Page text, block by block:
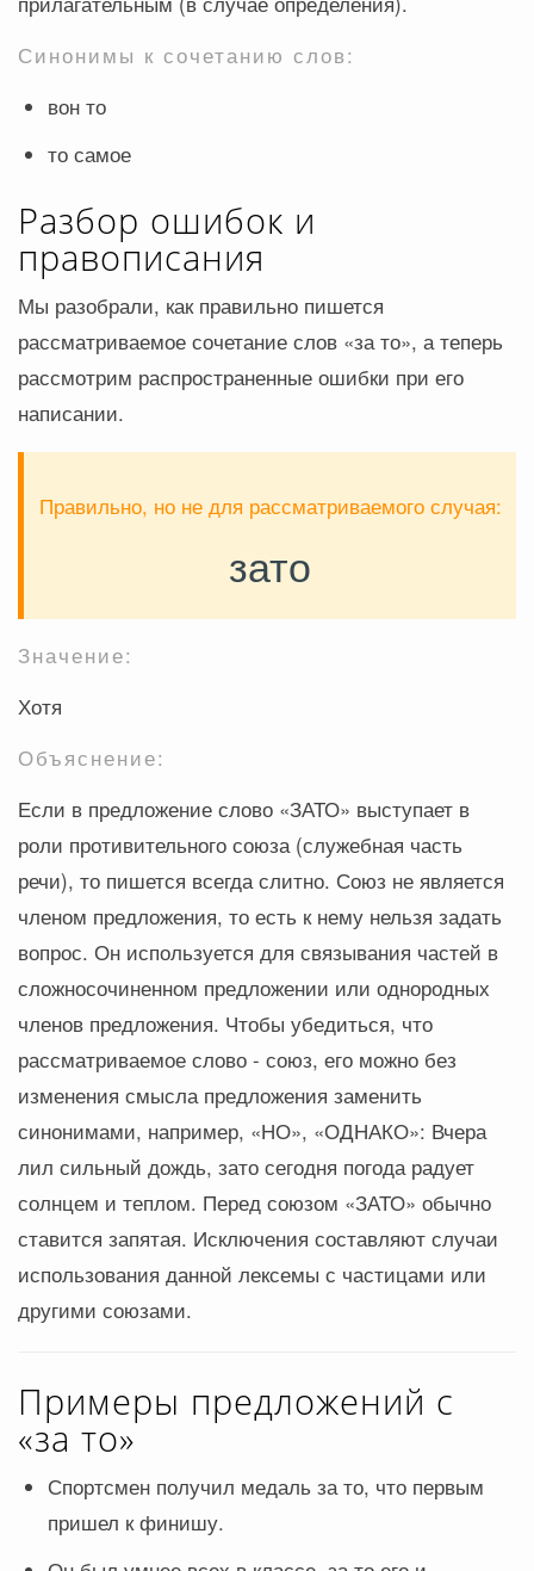
Синонимы к сочетанию слов:
вон то
то самое
Разбор ошибок и
правописания
Мы разобрали, как правильно пишется
рассматриваемое сочетание слов «за то», а теперь
рассмотрим распространенные ошибки при его
написании.
Правильно, но не для рассматриваемого случая:
зато
Значение:
Хотя
Объяснение:
Если в предложение слово «ЗАТО» выступает в
роли противительного союза (служебная часть
речи), то пишется всегда слитно. Союз не является
членом предложения, то есть к нему нельзя задать
вопрос. Он используется для связывания частей в
сложносочиненном предложении или однородных
членов предложения. Чтобы убедиться, что
рассматриваемое слово - союз, его можно без
изменения смысла предложения заменить
синонимами, например, «НО», «ОДНАКО»: Вчера
лил сильный дождь, зато сегодня погода радует
солнцем и теплом. Перед союзом «ЗАТО» обычно
ставится запятая. Исключения составляют случаи
использования данной лексемы с частицами или
другими союзами.
Примеры предложений с
«за то»
Спортсмен получил медаль за то, что первым
пришел к финишу.